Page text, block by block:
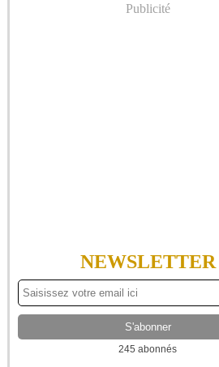
Publicité
NEWSLETTER
245 abonnés